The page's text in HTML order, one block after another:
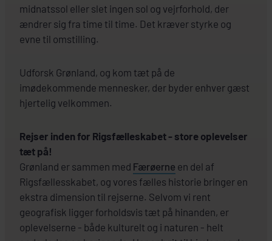
midnatssol eller slet ingen sol og vejrforhold, der
ændrer sig fra time til time. Det kræver styrke og
evne til omstilling.
Udforsk Grønland, og kom tæt på de
imødekommende mennesker, der byder enhver gæst
hjertelig velkommen.
Rejser inden for Rigsfælleskabet - store oplevelser
tæt på!
Grønland er sammen med Færøerne en del af
Rigsfællesskabet, og vores fælles historie bringer en
ekstra dimension til rejserne. Selvom vi rent
geografisk ligger forholdsvis tæt på hinanden, er
oplevelserne - både kulturelt og i naturen - helt